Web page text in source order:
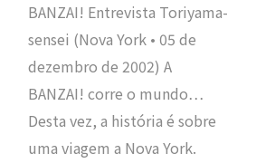
BANZAI! Entrevista Toriyama-
sensei (Nova York • 05 de
dezembro de 2002) A
BANZAI! corre o mundo…
Desta vez, a história é sobre
uma viagem a Nova York.